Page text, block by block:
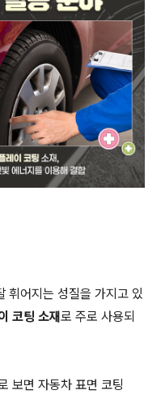
휘어지는 성질을 가지고 있
코팅 소재로 주로 사용되
보면 자동차 표면 코팅